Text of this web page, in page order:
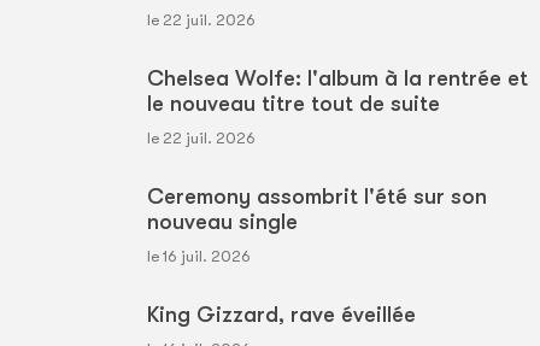
le 22 juil. 2026
Chelsea Wolfe: l'album à la rentrée et
le nouveau titre tout de suite
le 22 juil. 2026
Ceremony assombrit l'été sur son
nouveau single
le 16 juil. 2026
King Gizzard, rave éveillée